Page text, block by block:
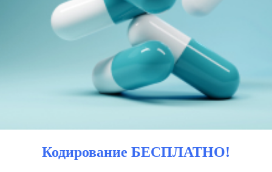
Кодирование БЕСПЛАТНО!